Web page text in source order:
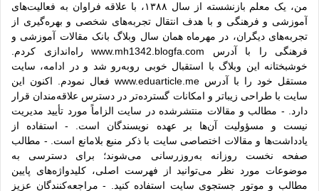
من، یک معلم بازنشسته از سال ۱۳۸۸، با علاقه فراوان به فعالیت‌های
آموزشی و فرهنگی و با هدف انتقال تجربه‌های شخصی و بهره‌گیری از
تجربه‌های دیگران، در مهرماه همان سال وبلاگ بانک مقالات آموزشی و
فرهنگی را با آدرس www.mh1342.blogfa.com راه‌اندازی کردم.
خوشبختانه این وبلاگ با استقبال خوبی روبه‌رو شد و در ادامه، سایت
مستقل خود را با آدرس www.eduarticle.me فعال نمودم. اکنون این
سایت با طراحی زیباتر و امکانات گسترده‌تر در دسترس علاقه‌مندان قرار
دارد. - مطالب و مقالات منتشرشده در سایت الزاماً مورد تأیید مدیریت
نیست و مسؤولیت آن‌ها بر عهده نویسندگان است. - استفاده از
یادداشت‌ها و مقالات اختصاصی سایت با ذکر منبع بلامانع است. - مطالب
صفحه نخست روزانه به‌روزرسانی می‌شوند؛ برای دسترسی به
موضوعات مورد نظر می‌توانید از فهرست اصلی، کلیدواژه‌های پایین
مطالب و موتور جستجوی سایت استفاده کنید. - مراجعه‌کنندگان عزیز